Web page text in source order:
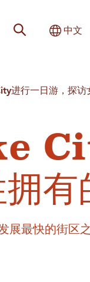
网站搜索切换国际
中文
进行一日游，探访
有
最快的街区之